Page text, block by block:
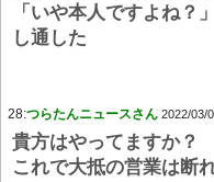
「いや本人ですよね？
し通した
28:つらたんニュースさん 2022/03/
貴方はやってますか？
これで大抵の営業は断